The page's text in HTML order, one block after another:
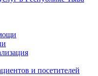
и посетителей